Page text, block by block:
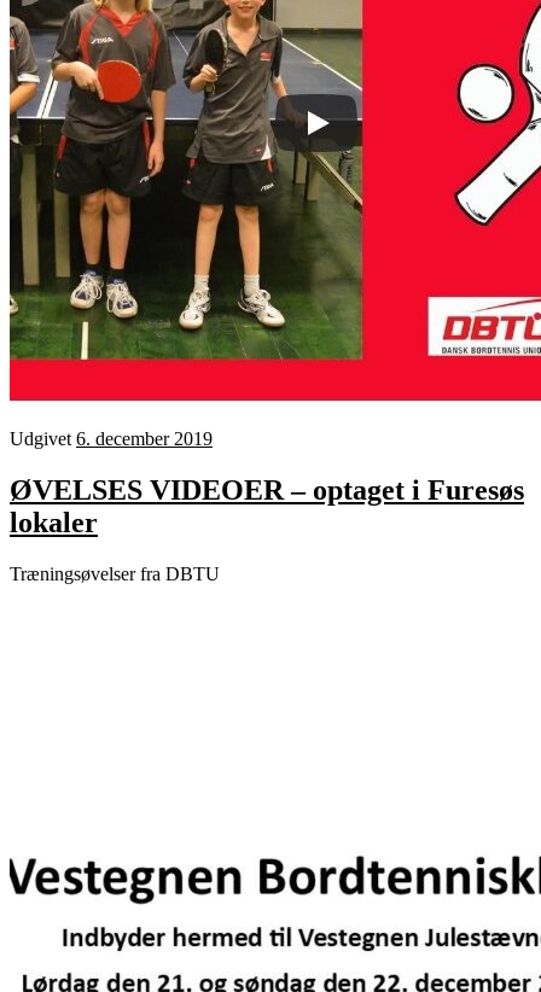
Udgivet 6. december 2019
ØVELSES VIDEOER – optaget i Furesøs
lokaler
Træningsøvelser fra DBTU